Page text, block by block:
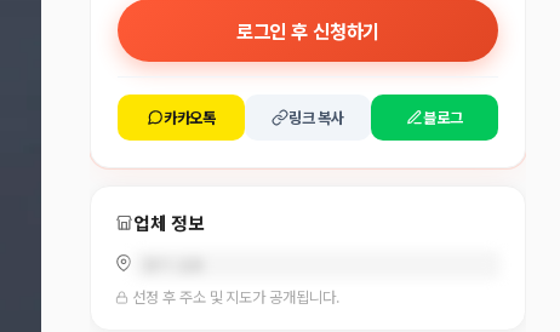
로그인 후 신청하기
카카오톡 링크 복사 블로그
업체 정보
선정 후 주소 및 지도가 공개됩니다.